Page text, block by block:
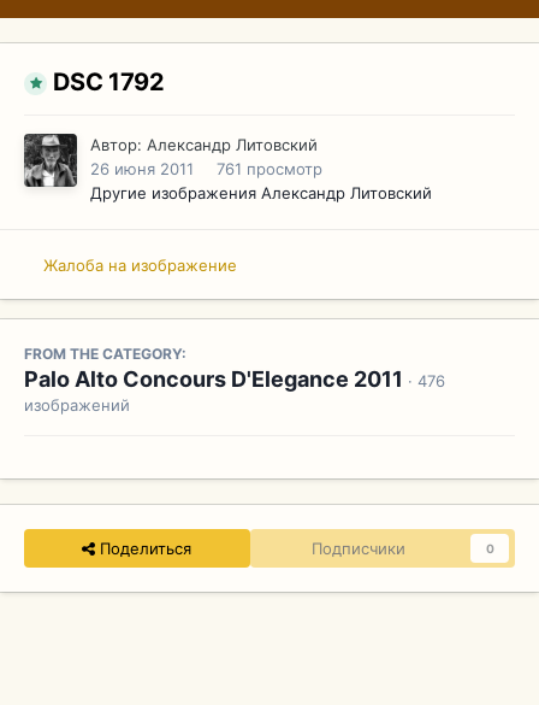
DSC 1792
Автор: Александр Литовский
26 июня 2011
761 просмотр
Другие изображения Александр Литовский
Жалоба на изображение
FROM THE CATEGORY:
Palo Alto Concours D'Elegance 2011 · 476
изображений
Поделиться Подписчики 0